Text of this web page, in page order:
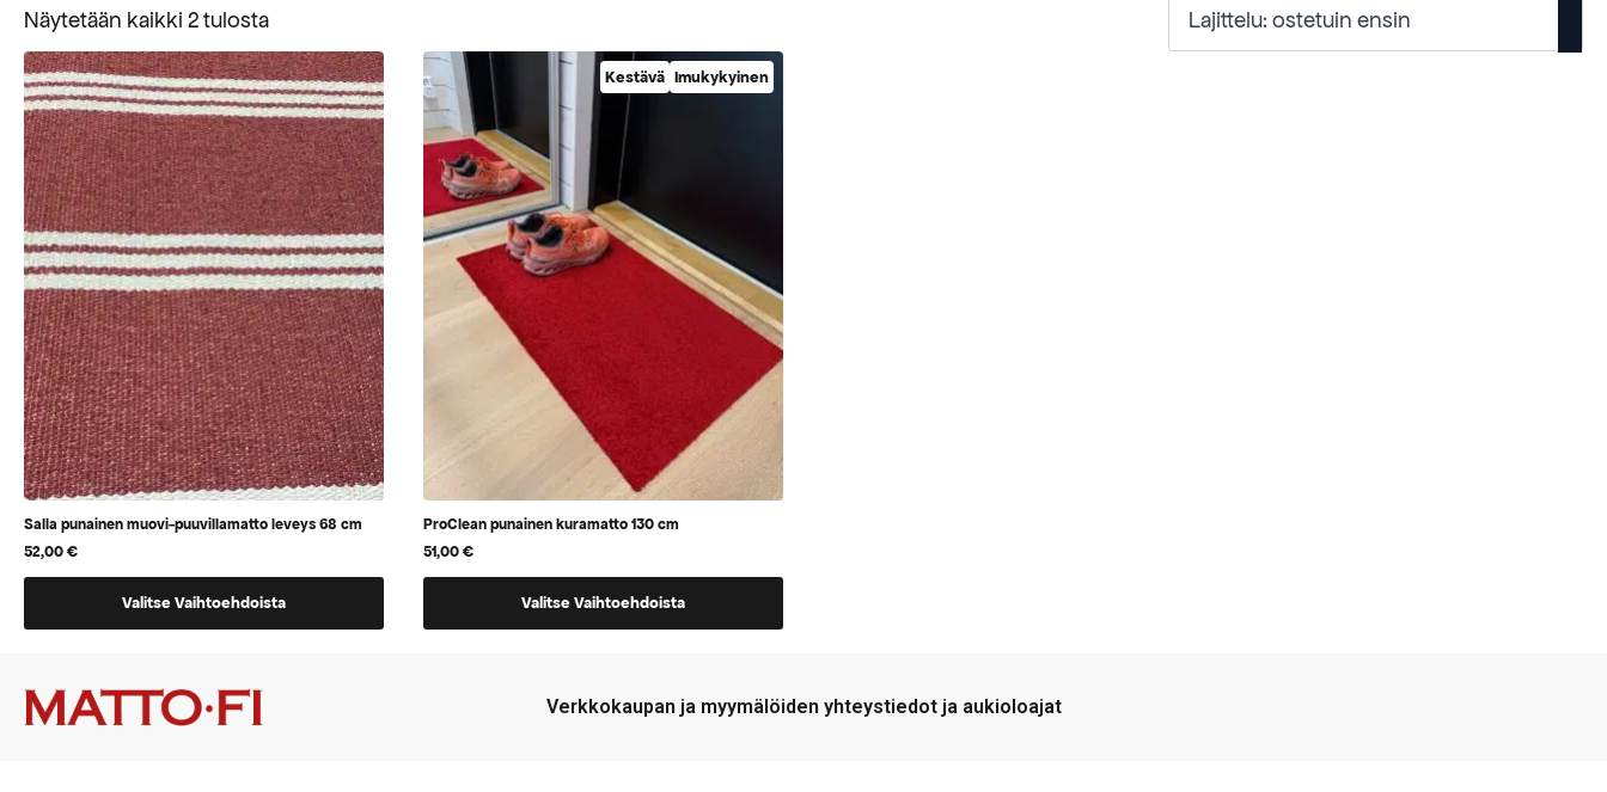
Näytetään kaikki 2 tulostaSuosituimmat
ensin
Salla punainen muovi-puuvillamatto leveys 68 cm
52,00€
Valitse Vaihtoehdoista
tuotteella
vaihtoehtoja,
jotka
Kestävä Imukykyinen
ProClean punainen kuramatto 130 cm
51,00€
Valitse Vaihtoehdoista
tuotteella
Verkkokaupan ja myymälöiden yhteystiedot ja aukioloajat